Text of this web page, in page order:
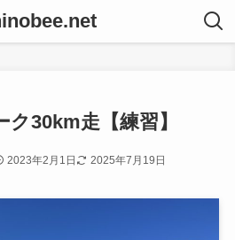
ク30km走【練習】
2023年2月1日 2025年7月19日